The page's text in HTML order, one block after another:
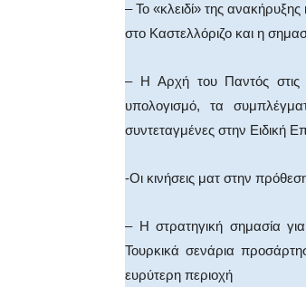
– Το «κλειδί» της
στο Καστελλόριζο και η
– Η Αρχή του Παντός
υπολογισμό, τα
συντεταγμένες στην
-Οι κινήσεις ματ στην
– Η στρατηγική σημασία
Τουρκικά σενάρια
ευρύτερη περιοχή